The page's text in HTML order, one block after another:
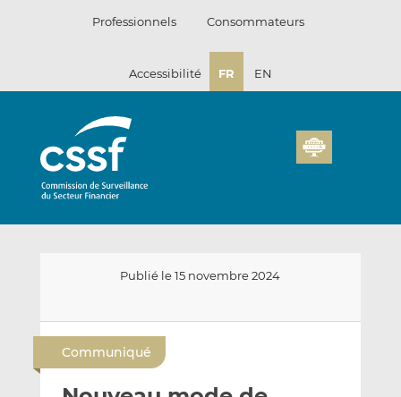
Professionnels Consommateurs
Accessibilité FR EN
Publié le 15 novembre 2024
Communiqué